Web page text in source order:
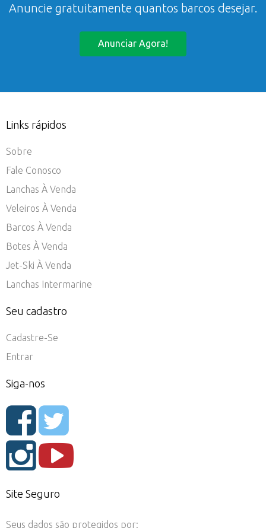
Anuncie gratuitamente quantos barcos desejar.
Anunciar Agora!
Links rápidos
Sobre
Fale Conosco
Lanchas À Venda
Veleiros À Venda
Barcos À Venda
Botes À Venda
Jet-Ski À Venda
Lanchas Intermarine
Seu cadastro
Cadastre-Se
Entrar
Siga-nos
Site Seguro
Seus dados são protegidos por: